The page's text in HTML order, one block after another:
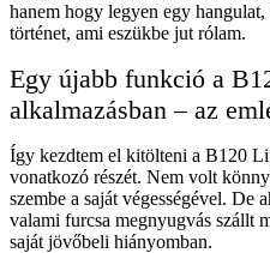
hanem hogy legyen egy
történet, ami eszükbe jut rólam.
Egy újabb funkció a
alkalmazásban – az
Így kezdtem el kitölteni a B120
vonatkozó részét. Nem volt
szembe a saját végességével. De
valami furcsa megnyugvás szállt
saját jövőbeli hiányomban.